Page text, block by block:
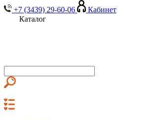
+7 (3439) 29-60-06
Кабинет
Каталог